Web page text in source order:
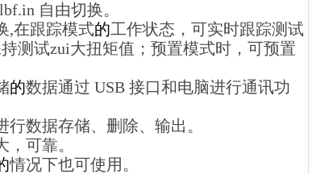
自由切换。
,在跟踪模式的工作状态，可实时跟踪测试
测试zui大扭矩值；预置模式时，可预置
的数据通过 USB 接口和电脑进行通讯功
数据存储、删除、输出。
可靠。
情况下也可使用。